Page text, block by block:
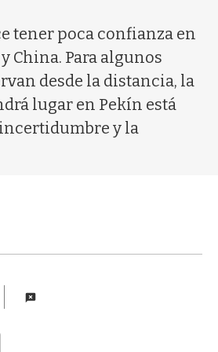
tener poca confianza en
China. Para algunos
desde la distancia, la
lugar en Pekín está
y la